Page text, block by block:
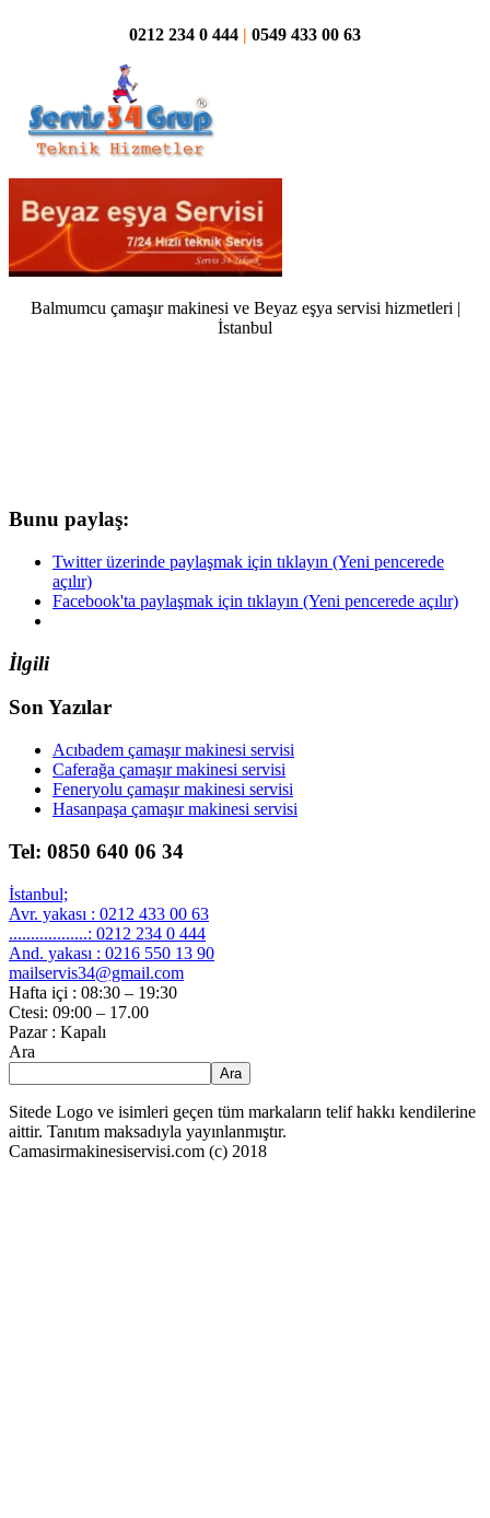
0212 234 0 444 0549 433 00 63
Balmumcu çamaşır makinesi ve Beyaz eşya servisi hizmetleri |
İstanbul
Bunu paylaş:
Twitter üzerinde paylaşmak için tıklayın (Yeni pencerede
açılır)
Facebook'ta paylaşmak için tıklayın (Yeni pencerede açılır)
İlgili
Son Yazılar
Acıbadem çamaşır makinesi servisi
Caferağa çamaşır makinesi servisi
Feneryolu çamaşır makinesi servisi
Hasanpaşa çamaşır makinesi servisi
Tel: 0850 640 06 34
İstanbul;
Avr. yakası : 0212 433 00 63
..................: 0212 234 0 444
And. yakası : 0216 550 13 90
mailservis34@gmail.com
Hafta içi : 08:30 – 19:30
Ctesi: 09:00 – 17.00
Pazar : Kapalı
Ara
Ara
Sitede Logo ve isimleri geçen tüm markaların telif hakkı kendilerine
aittir. Tanıtım maksadıyla yayınlanmıştır.
Camasirmakinesiservisi.com (c) 2018